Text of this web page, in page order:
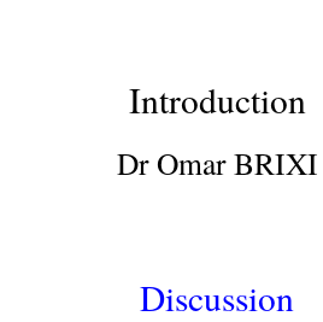
Introduction
Dr Omar BRIXI
Discussion